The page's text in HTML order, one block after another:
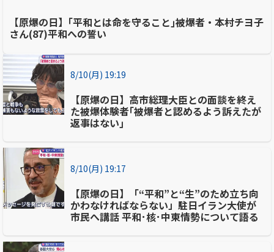
【原爆の日】｢平和とは命を守ること｣被爆者・本村チヨ子
さん(87)平和への誓い
8/10(月) 19:19
【原爆の日】高市総理大臣との面談を終え
た被爆体験者｢被爆者と認めるよう訴えたが
返事はない｣
8/10(月) 19:17
【原爆の日】「“平和”と“生”のため立ち向
かわなければならない」駐日イラン大使が
市民へ講話 平和･核･中東情勢について語る